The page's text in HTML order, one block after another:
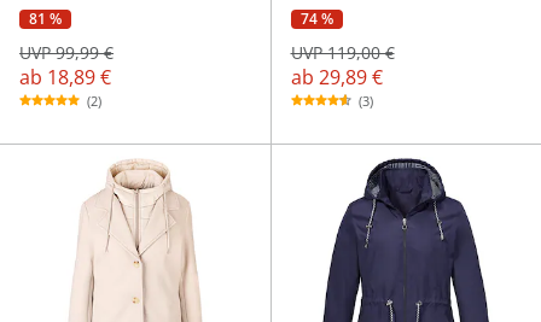
81 %
ab 18,89 €
UVP 99,99 €
(2)
74 %
ab 29,89 €
UVP 119,00 €
(3)